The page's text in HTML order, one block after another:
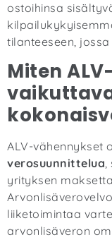
ostoihinsa
tilanteeseen,
Miten
ALV-vähennykset
verosuunnittelua
yrityksen
liiketoimintaa
arvonlisäveron